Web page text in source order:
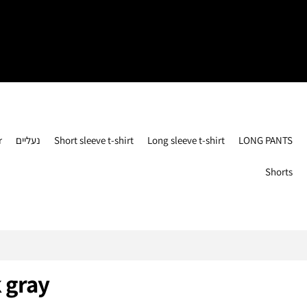
נעליים Short sleeve t-shirt Long sleeve t-shirt LONG PANTS
Shorts